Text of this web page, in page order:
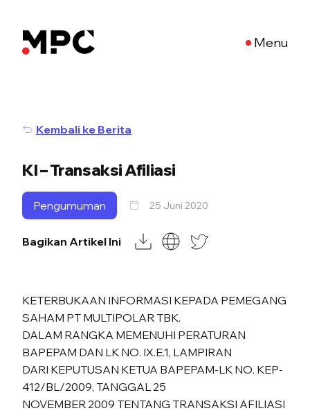
Menu
Kembali ke Berita
KI – Transaksi Afiliasi
Pengumuman 25 Juni 2020
Bagikan Artikel Ini
KETERBUKAAN INFORMASI KEPADA PEMEGANG
SAHAM PT MULTIPOLAR TBK.
DALAM RANGKA MEMENUHI PERATURAN
BAPEPAM DAN LK NO. IX.E.1, LAMPIRAN
DARI KEPUTUSAN KETUA BAPEPAM-LK NO. KEP-
412/BL/2009, TANGGAL 25
NOVEMBER 2009 TENTANG TRANSAKSI AFILIASI